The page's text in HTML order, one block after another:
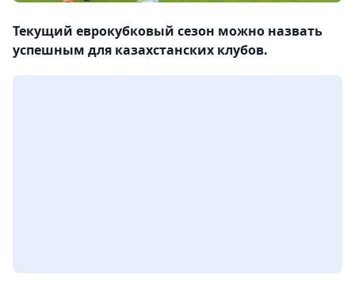
Текущий еврокубковый сезон можно назвать
успешным для казахстанских клубов.